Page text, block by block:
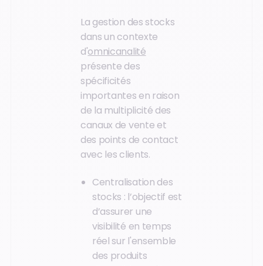
La gestion des stocks
dans un contexte
d'omnicanalité
présente des
spécificités
importantes en raison
de la multiplicité des
canaux de vente et
des points de contact
avec les clients.
Centralisation des
stocks : l’objectif est
d’assurer une
visibilité en temps
réel sur l'ensemble
des produits